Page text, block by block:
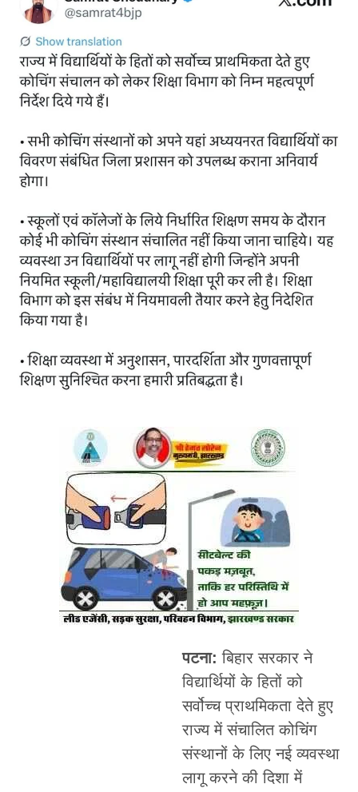
पटना: बिहार सरकार ने
विद्यार्थियों के हितों को
सर्वोच्च प्राथमिकता देते हुए
राज्य में संचालित कोचिंग
संस्थानों के लिए नई व्यवस्था
लागू करने की दिशा में